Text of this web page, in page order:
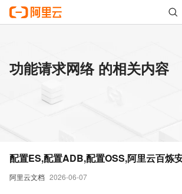
功能请求网络 的相关内容
阿里云文档 2026-06-07
配置ES,配置ADB,配置OSS,阿里云百炼